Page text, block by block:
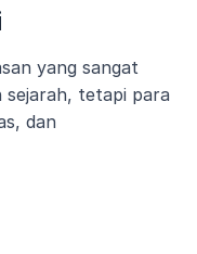
yang sangat
tetapi para
dan